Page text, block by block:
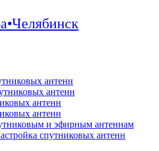
антенн
антенн
антенн
антенн
и эфирным антеннам
спутниковых антенн